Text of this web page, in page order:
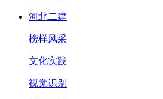
河北二建
榜样风采
文化实践
视觉识别